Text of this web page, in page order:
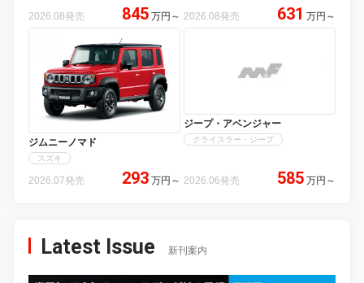
2026.08発売 845 万円 ～ 2026.08発売 631 万円 ～
ジムニーノマド
スズキ
2026.07発売 293 万円 ～
ジープ・アベンジャー
クライスラー・ジープ
2026.06発売 585 万円 ～
Latest Issue 新刊案内